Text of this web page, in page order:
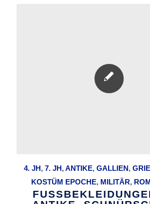
4. JH,7. JH,ANTIKE,GALLIEN,
KOSTÜM EPOCHE, MILITÄR,